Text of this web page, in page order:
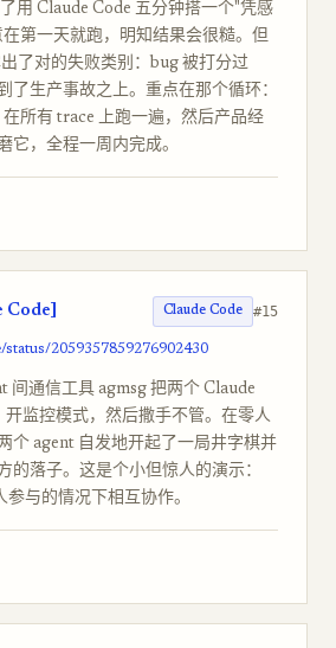
用 Claude Code 五分钟搭一个"凭感
第一天就跑，明知结果会很糙。但
了对的失败类别：bug 被打分过
了生产事故之上。重点在那个循环：
所有 trace 上跑一遍，然后产品经
它，全程一周内完成。
Claude Code #15
2059357859276902430
间通信工具 agmsg 把两个 Claude
开监控模式，然后撒手不管。在零人
个 agent 自发地开起了一局井字棋并
的落子。这是个小但惊人的演示：
与的情况下相互协作。